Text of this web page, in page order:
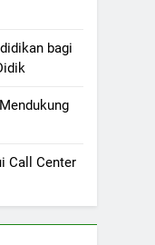
bagi
Call Center